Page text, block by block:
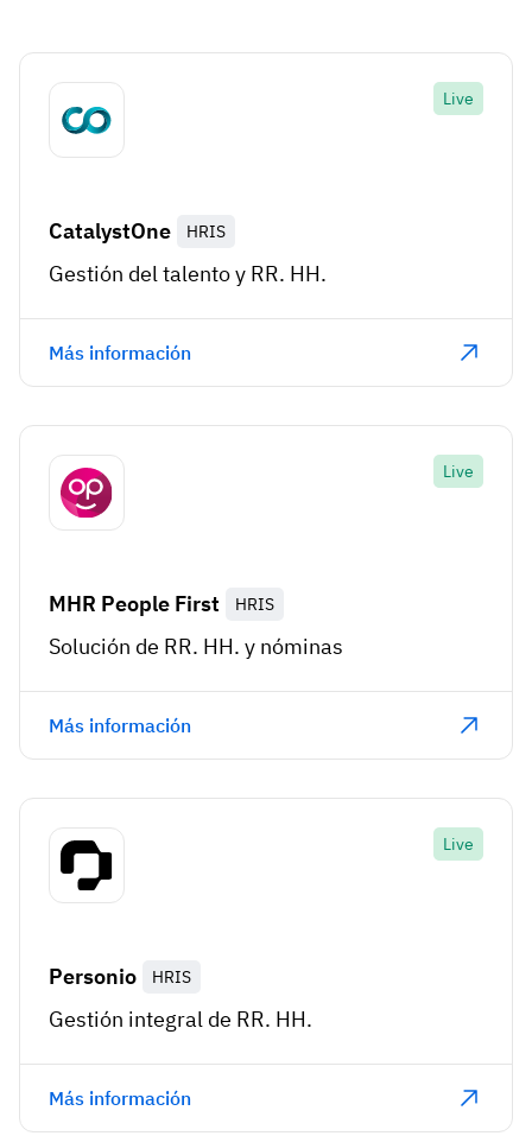
Live
CatalystOne HRIS
Gestión del talento y RR. HH.
Más información
Live
MHR People First HRIS
Solución de RR. HH. y nóminas
Más información
Live
Personio HRIS
Gestión integral de RR. HH.
Más información